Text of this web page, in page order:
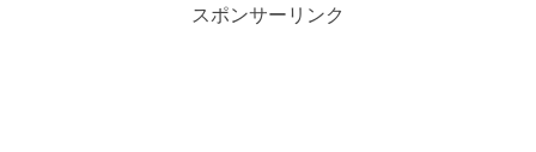
スポンサーリンク